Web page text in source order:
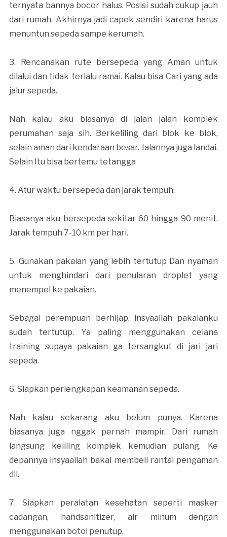
ternyata bannya bocor halus. Posisi sudah cukup jauh
dari rumah. Akhirnya jadi capek sendiri karena harus
menuntun sepeda sampe kerumah.
3. Rencanakan rute bersepeda yang Aman untuk
dilalui dan tidak terlalu ramai. Kalau bisa Cari yang ada
jalur sepeda.
Nah kalau aku biasanya di jalan jalan komplek
perumahan saja sih. Berkeliling dari blok ke blok,
selain aman dari kendaraan besar. Jalannya juga landai.
Selain Itu bisa bertemu tetangga
4. Atur waktu bersepeda dan jarak tempuh.
Biasanya aku bersepeda sekitar 60 hingga 90 menit.
Jarak tempuh 7-10 km per hari.
5. Gunakan pakaian yang lebih tertutup Dan nyaman
untuk menghindari dari penularan droplet yang
menempel ke pakaian.
Sebagai perempuan berhijap, insyaallah pakaianku
sudah tertutup. Ya paling menggunakan celana
training supaya pakaian ga tersangkut di jari jari
sepeda.
6. Siapkan perlengkapan keamanan sepeda.
Nah kalau sekarang aku belum punya. Karena
biasanya juga nggak pernah mampir. Dari rumah
langsung keliling komplek kemudian pulang. Ke
depannya insyaallah bakal membeli rantai pengaman
dll.
7. Siapkan peralatan kesehatan seperti masker
cadangan, handsanitizer, air minum dengan
menggunakan botol penutup.